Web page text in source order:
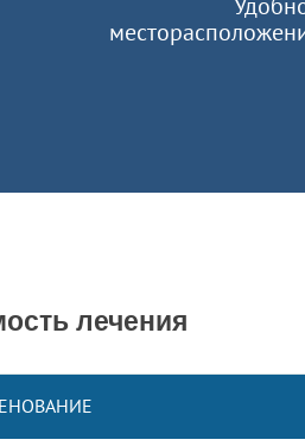
лечения